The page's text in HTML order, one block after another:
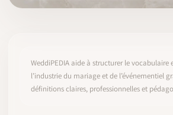
COMMENCER
WeddiPEDIA aide à structurer le vocabulaire
l’industrie du mariage et de l’événementiel
définitions claires, professionnelles et